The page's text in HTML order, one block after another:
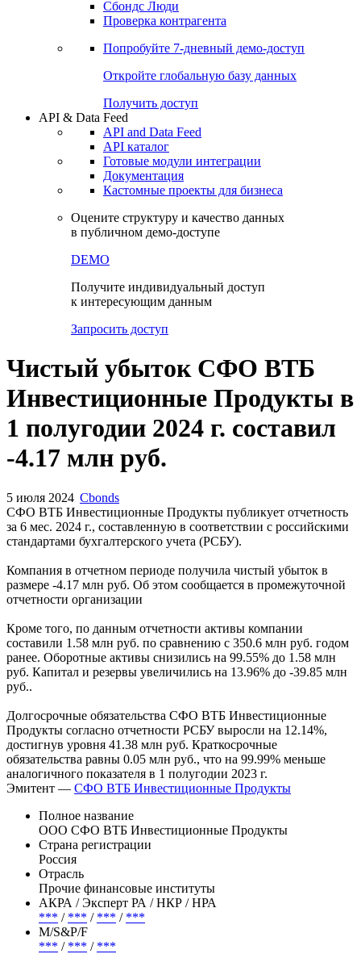
Сбондс Люди
Проверка контрагента
Попробуйте 7-дневный демо-доступ
Откройте глобальную базу данных
Получить доступ
API & Data Feed
API and Data Feed
API каталог
Готовые модули интеграции
Документация
Кастомные проекты для бизнеса
Оцените структуру и качество данных
в публичном демо-доступе
DEMO
Получите индивидуальный доступ
к интересующим данным
Запросить доступ
Чистый убыток СФО ВТБ
Инвестиционные Продукты в
1 полугодии 2024 г. составил
-4.17 млн руб.
5 июля 2024 Cbonds
СФО ВТБ Инвестиционные Продукты публикует отчетность
за 6 мес. 2024 г., составленную в соответствии с российскими
стандартами бухгалтерского учета (РСБУ).
Компания в отчетном периоде получила чистый убыток в
размере -4.17 млн руб. Об этом сообщается в промежуточной
отчетности организации
Кроме того, по данным отчетности активы компании
составили 1.58 млн руб. по сравнению с 350.6 млн руб. годом
ранее. Оборотные активы снизились на 99.55% до 1.58 млн
руб. Капитал и резервы увеличились на 13.96% до -39.85 млн
руб..
Долгосрочные обязательства СФО ВТБ Инвестиционные
Продукты согласно отчетности РСБУ выросли на 12.14%,
достигнув уровня 41.38 млн руб. Краткосрочные
обязательства равны 0.05 млн руб., что на 99.99% меньше
аналогичного показателя в 1 полугодии 2023 г.
Эмитент — СФО ВТБ Инвестиционные Продукты
Полное название
ООО СФО ВТБ Инвестиционные Продукты
Страна регистрации
Россия
Отрасль
Прочие финансовые институты
АКРА / Эксперт РА / НКР / НРА
*** / *** / *** / ***
М/S&P/F
*** / *** / ***